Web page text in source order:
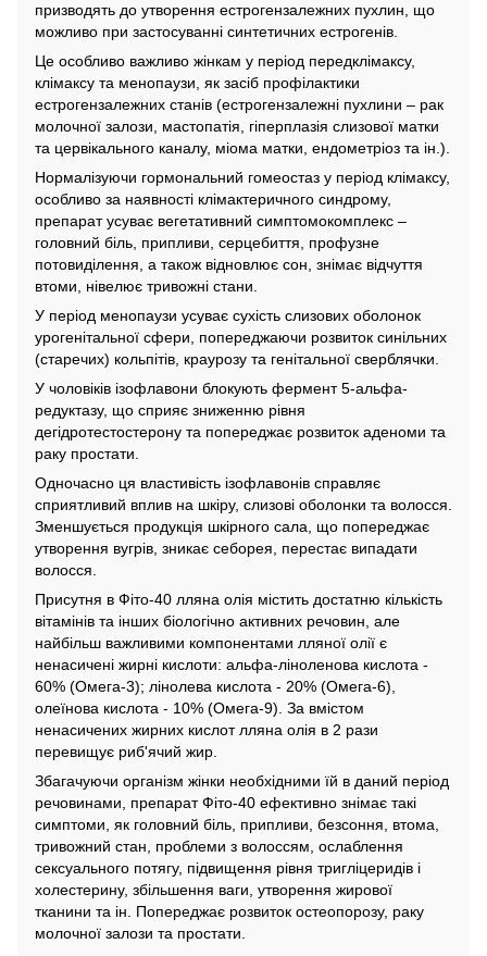
призводять до утворення естрогензалежних пухлин, що
можливо при застосуванні синтетичних естрогенів.
Це особливо важливо жінкам у період передклімаксу,
клімаксу та менопаузи, як засіб профілактики
естрогензалежних станів (естрогензалежні пухлини – рак
молочної залози, мастопатія, гіперплазія слизової матки
та цервікального каналу, міома матки, ендометріоз та ін.).
Нормалізуючи гормональний гомеостаз у період клімаксу,
особливо за наявності клімактеричного синдрому,
препарат усуває вегетативний симптомокомплекс –
головний біль, припливи, серцебиття, профузне
потовиділення, а також відновлює сон, знімає відчуття
втоми, нівелює тривожні стани.
У період менопаузи усуває сухість слизових оболонок
урогенітальної сфери, попереджаючи розвиток синільних
(старечих) кольпітів, краурозу та генітальної сверблячки.
У чоловіків ізофлавони блокують фермент 5-альфа-
редуктазу, що сприяє зниженню рівня
дегідротестостерону та попереджає розвиток аденоми та
раку простати.
Одночасно ця властивість ізофлавонів справляє
сприятливий вплив на шкіру, слизові оболонки та волосся.
Зменшується продукція шкірного сала, що попереджає
утворення вугрів, зникає себорея, перестає випадати
волосся.
Присутня в Фіто-40 лляна олія містить достатню кількість
вітамінів та інших біологічно активних речовин, але
найбільш важливими компонентами лляної олії є
ненасичені жирні кислоти: альфа-ліноленова кислота -
60% (Омега-3); лінолева кислота - 20% (Омега-6),
олеїнова кислота - 10% (Омега-9). За вмістом
ненасичених жирних кислот лляна олія в 2 рази
перевищує риб'ячий жир.
Збагачуючи організм жінки необхідними їй в даний період
речовинами, препарат Фіто-40 ефективно знімає такі
симптоми, як головний біль, припливи, безсоння, втома,
тривожний стан, проблеми з волоссям, ослаблення
сексуального потягу, підвищення рівня тригліцеридів і
холестерину, збільшення ваги, утворення жирової
тканини та ін. Попереджає розвиток остеопорозу, раку
молочної залози та простати.